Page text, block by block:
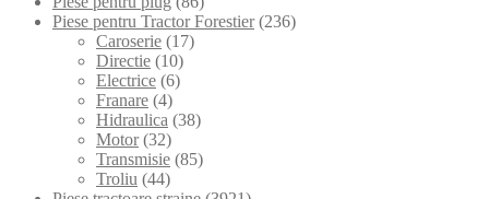
Piese pentru Tractor Forestier (236)
Caroserie (17)
Directie (10)
Electrice (6)
Franare (4)
Hidraulica (38)
Motor (32)
Transmisie (85)
Troliu (44)